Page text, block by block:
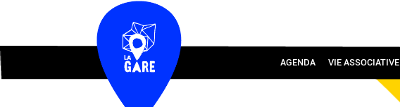
AGENDA VIE ASSOCIATIVE